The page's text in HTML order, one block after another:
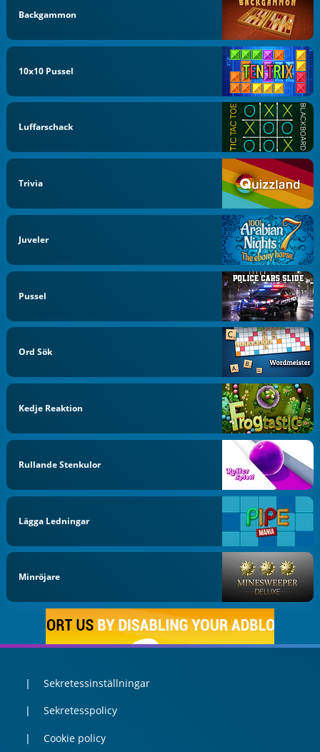
Backgammon
10x10 Pussel
Luffarschack
Trivia
Juveler
Pussel
Ord Sök
Kedje Reaktion
Rullande Stenkulor
Lägga Ledningar
Minröjare
Sekretessinställningar
Sekretesspolicy
Cookie policy